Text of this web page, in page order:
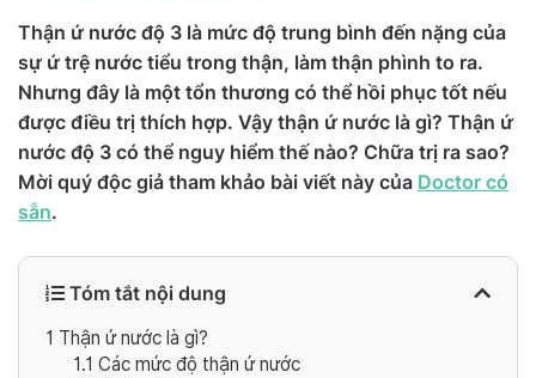
Thận ứ nước độ 3 là mức độ trung bình đến nặng của
sự ứ trệ nước tiểu trong thận, làm thận phình to ra.
Nhưng đây là một tổn thương có thể hồi phục tốt nếu
được điều trị thích hợp. Vậy thận ứ nước là gì? Thận ứ
nước độ 3 có thể nguy hiểm thế nào? Chữa trị ra sao?
Mời quý độc giả tham khảo bài viết này của Doctor có
sẵn.
Tóm tắt nội dung
1 Thận ứ nước là gì?
1.1 Các mức độ thận ứ nước